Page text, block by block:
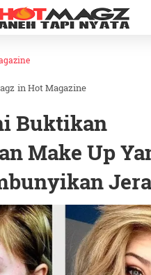
inHot Magazine
Buktikan
Make Up